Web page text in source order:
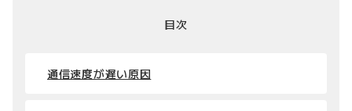
目次
通信速度が遅い原因